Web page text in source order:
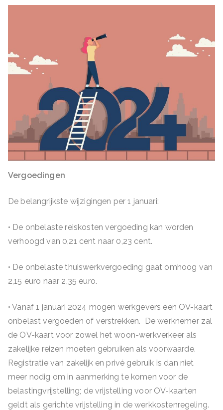
Vergoedingen
De belangrijkste wijzigingen per 1 januari:
• De onbelaste reiskosten vergoeding kan worden
verhoogd van 0,21 cent naar 0,23 cent.
• De onbelaste thuiswerkvergoeding gaat omhoog van
2,15 euro naar 2,35 euro.
• Vanaf 1 januari 2024 mogen werkgevers een OV-kaart
onbelast vergoeden of verstrekken. De werknemer zal
de OV-kaart voor zowel het woon-werkverkeer als
zakelijke reizen moeten gebruiken als voorwaarde.
Registratie van zakelijk en privé gebruik is dan niet
meer nodig om in aanmerking te komen voor de
belastingvrijstelling; de vrijstelling voor OV-kaarten
geldt als gerichte vrijstelling in de werkkostenregeling.